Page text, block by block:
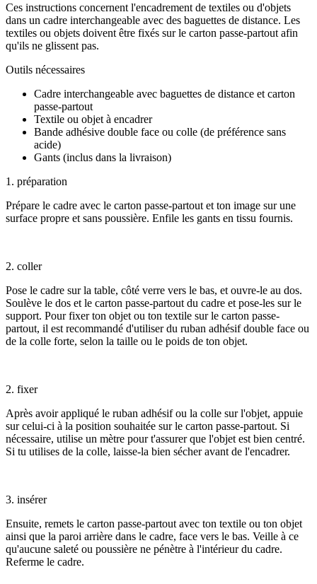
Ces instructions concernent l'encadrement de textiles ou d'objets
dans un cadre interchangeable avec des baguettes de distance. Les
textiles ou objets doivent être fixés sur le carton passe-partout afin
qu'ils ne glissent pas.
Outils nécessaires
Cadre interchangeable avec baguettes de distance et carton
passe-partout
Textile ou objet à encadrer
Bande adhésive double face ou colle (de préférence sans
acide)
Gants (inclus dans la livraison)
1. préparation
Prépare le cadre avec le carton passe-partout et ton image sur une
surface propre et sans poussière. Enfile les gants en tissu fournis.
2. coller
Pose le cadre sur la table, côté verre vers le bas, et ouvre-le au dos.
Soulève le dos et le carton passe-partout du cadre et pose-les sur le
support. Pour fixer ton objet ou ton textile sur le carton passe-
partout, il est recommandé d'utiliser du ruban adhésif double face ou
de la colle forte, selon la taille ou le poids de ton objet.
2. fixer
Après avoir appliqué le ruban adhésif ou la colle sur l'objet, appuie
sur celui-ci à la position souhaitée sur le carton passe-partout. Si
nécessaire, utilise un mètre pour t'assurer que l'objet est bien centré.
Si tu utilises de la colle, laisse-la bien sécher avant de l'encadrer.
3. insérer
Ensuite, remets le carton passe-partout avec ton textile ou ton objet
ainsi que la paroi arrière dans le cadre, face vers le bas. Veille à ce
qu'aucune saleté ou poussière ne pénètre à l'intérieur du cadre.
Referme le cadre.